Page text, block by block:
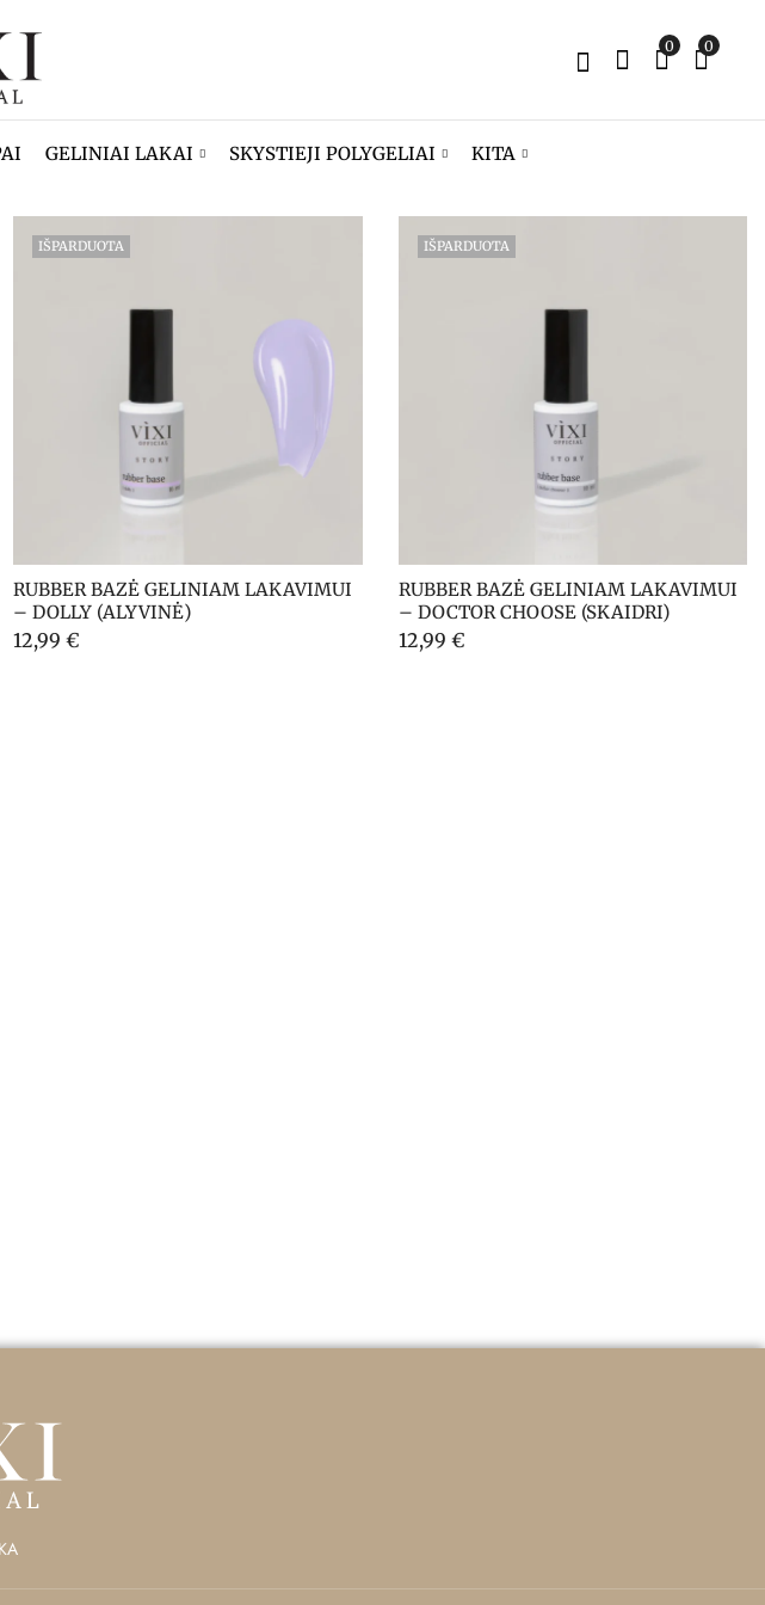
0 0
GELINIAI LAKAI SKYSTIEJI POLYGELIAI KITA
IŠPARDUOTA
RUBBER BAZĖ GELINIAM LAKAVIMUI
– DOLLY (ALYVINĖ)
12,99€
IŠPARDUOTA
RUBBER BAZĖ GELINIAM LAKAVIMUI
– DOCTOR CHOOSE (SKAIDRI)
12,99 €